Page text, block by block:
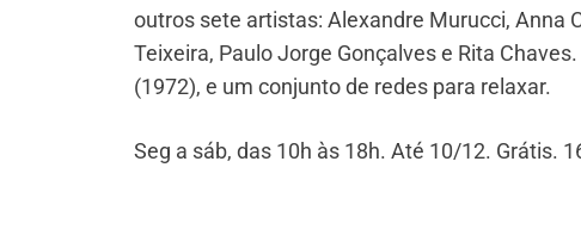
outros sete artistas: Alexandre Murucci, Anna
Teixeira, Paulo Jorge Gonçalves e Rita
(1972), e um conjunto de redes para relaxar.
Seg a sáb, das 10h às 18h. Até 10/12. Grátis.